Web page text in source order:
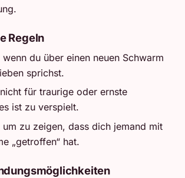
Regeln
du über einen neuen Schwarm
sprichst.
für traurige oder ernste
ist zu verspielt.
um zu zeigen, dass dich jemand mit
„getroffen“ hat.